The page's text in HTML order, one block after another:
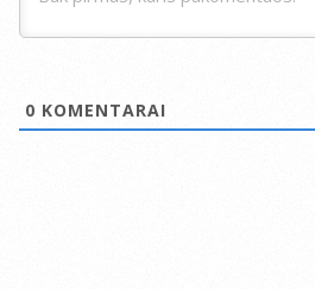
0 KOMENTARAI